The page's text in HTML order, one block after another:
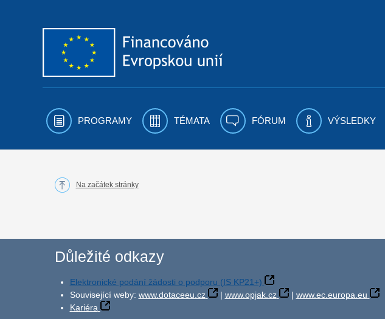
PROGRAMY TÉMATA FÓRUM VÝSLEDKY
Na začátek stránky
Důležité odkazy
Elektronické podání žádosti o podporu (IS KP21+)
Související weby: www.dotaceeu.cz | www.opjak.cz | www.ec.europa.eu
Kariéra